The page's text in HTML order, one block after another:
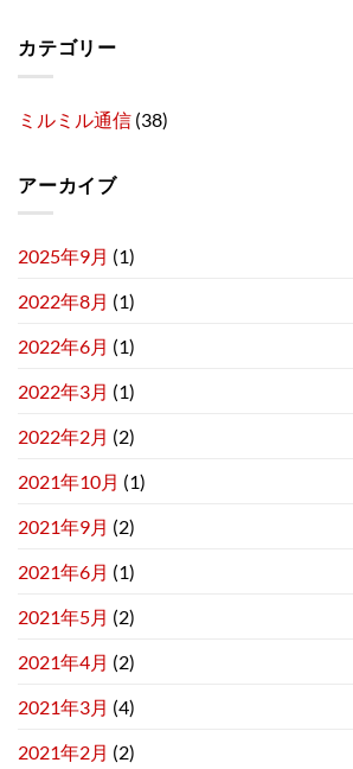
カテゴリー
ミルミル通信 (38)
アーカイブ
2025年9月 (1)
2022年8月 (1)
2022年6月 (1)
2022年3月 (1)
2022年2月 (2)
2021年10月 (1)
2021年9月 (2)
2021年6月 (1)
2021年5月 (2)
2021年4月 (2)
2021年3月 (4)
2021年2月 (2)